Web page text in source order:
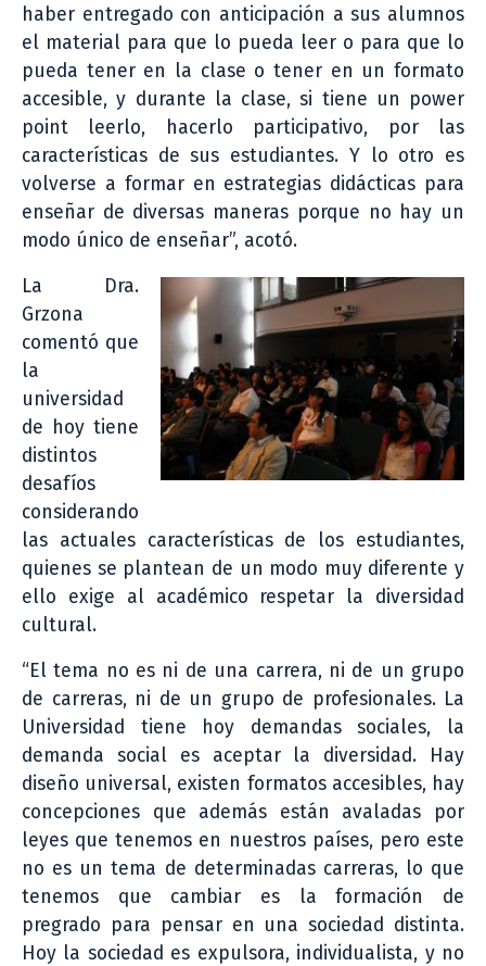
haber entregado con anticipación a sus alumnos
el material para que lo pueda leer o para que lo
pueda tener en la clase o tener en un formato
accesible, y durante la clase, si tiene un power
point leerlo, hacerlo participativo, por las
características de sus estudiantes. Y lo otro es
volverse a formar en estrategias didácticas para
enseñar de diversas maneras porque no hay un
modo único de enseñar”, acotó.
La Dra.
Grzona
comentó que
la
universidad
de hoy tiene
distintos
desafíos
considerando
las actuales características de los estudiantes,
quienes se plantean de un modo muy diferente y
ello exige al académico respetar la diversidad
cultural.
“El tema no es ni de una carrera, ni de un grupo
de carreras, ni de un grupo de profesionales. La
Universidad tiene hoy demandas sociales, la
demanda social es aceptar la diversidad. Hay
diseño universal, existen formatos accesibles, hay
concepciones que además están avaladas por
leyes que tenemos en nuestros países, pero este
no es un tema de determinadas carreras, lo que
tenemos que cambiar es la formación de
pregrado para pensar en una sociedad distinta.
Hoy la sociedad es expulsora, individualista, y no